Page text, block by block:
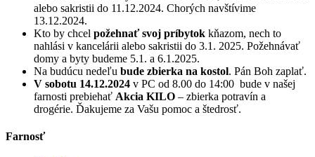
alebo sakristii do 11.12.2024. Chorých navštívime
13.12.2024.
Kto by chcel požehnať svoj príbytok kňazom, nech to
nahlási v kancelárii alebo sakristii do 3.1. 2025. Požehnávať
domy a byty budeme 5.1. a 6.1.2025.
Na budúcu nedeľu bude zbierka na kostol. Pán Boh zaplať.
V sobotu 14.12.2024 v PC od 8.00 do 14:00 bude v našej
farnosti prebiehať Akcia KILO – zbierka potravín a
drogérie. Ďakujeme za Vašu pomoc a štedrosť.
Farnosť